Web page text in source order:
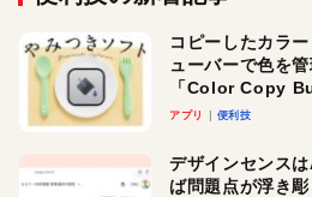
コピーしたカラ
ューバーで色を
「Color Copy
アプリ 便利技
デザインセンス
ば問題点が浮き